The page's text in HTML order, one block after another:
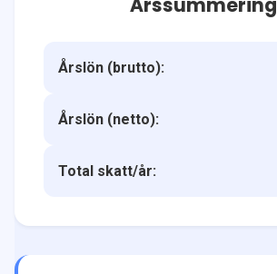
Årslön (brutto):
Årslön (netto):
Total skatt/år: